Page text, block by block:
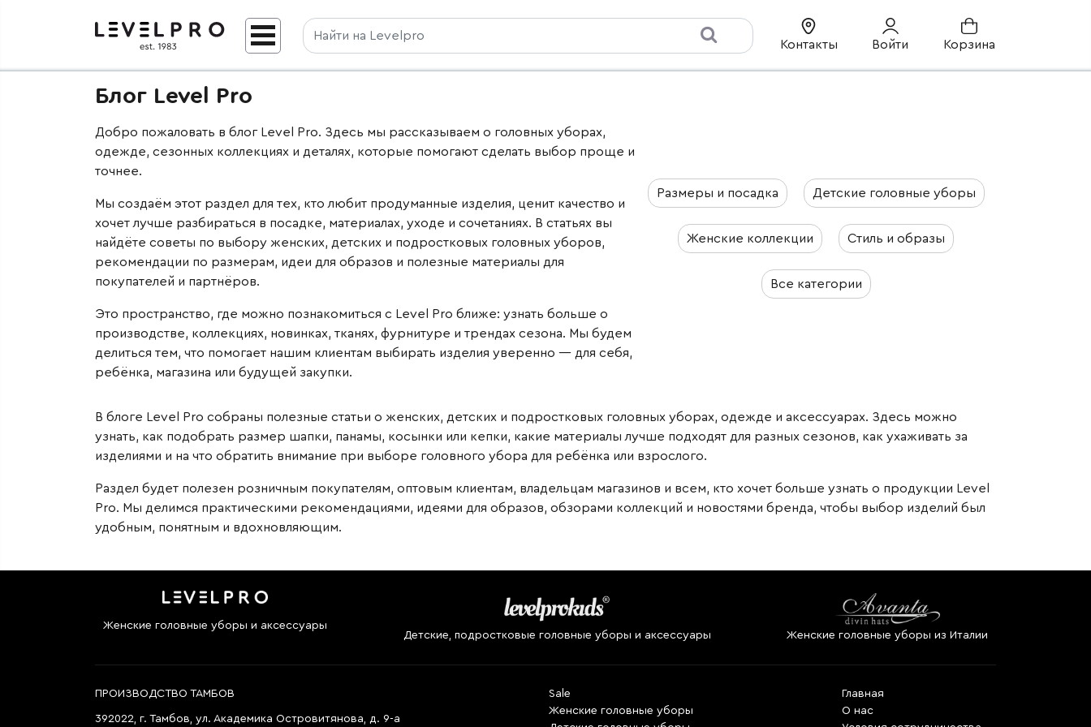
Контакты Войти Корзина
Блог Level Pro
Добро пожаловать в блог Level Pro. Здесь мы рассказываем о головных уборах,
одежде, сезонных коллекциях и деталях, которые помогают сделать выбор проще и
точнее.
Мы создаём этот раздел для тех, кто любит продуманные изделия, ценит качество и
хочет лучше разбираться в посадке, материалах, уходе и сочетаниях. В статьях вы
найдёте советы по выбору женских, детских и подростковых головных уборов,
рекомендации по размерам, идеи для образов и полезные материалы для
покупателей и партнёров.
Это пространство, где можно познакомиться с Level Pro ближе: узнать больше о
производстве, коллекциях, новинках, тканях, фурнитуре и трендах сезона. Мы будем
делиться тем, что помогает нашим клиентам выбирать изделия уверенно — для себя,
ребёнка, магазина или будущей закупки.
Размеры и посадка Детские головные уборы
Женские коллекции Стиль и образы
Все категории
В блоге Level Pro собраны полезные статьи о женских, детских и подростковых головных уборах, одежде и аксессуарах. Здесь можно
узнать, как подобрать размер шапки, панамы, косынки или кепки, какие материалы лучше подходят для разных сезонов, как ухаживать за
изделиями и на что обратить внимание при выборе головного убора для ребёнка или взрослого.
Раздел будет полезен розничным покупателям, оптовым клиентам, владельцам магазинов и всем, кто хочет больше узнать о продукции Level
Pro. Мы делимся практическими рекомендациями, идеями для образов, обзорами коллекций и новостями бренда, чтобы выбор изделий был
удобным, понятным и вдохновляющим.
Женские головные уборы и аксессуары
Детские, подростковые головные уборы и аксессуары
Женские головные уборы из Италии
ПРОИЗВОДСТВО ТАМБОВ
392022, г. Тамбов, ул. Академика Островитянова, д. 9-а
Sale
Женские головные уборы
Главная
О нас